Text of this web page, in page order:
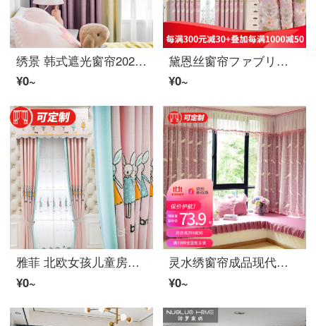
绣景 韩式遮光窗帘2022年新款现代简约大气北欧拼接色遮光新婚温馨少女卧室 紫色+米色 四爪钩款 宽2米*2.5米 1片
¥0~
黛恩丝窗帘ファブリック生地现代简约欧式简欧卧室客厅遮光ファブリック生地温馨婚房粉色少女窗帘成品定制 粉色 ファブリック生地宽一米（花位0.35，帘头及轨道等配件另算）
¥0~
雅菲 北欧女孩儿童房夜光寝室のカーテン粉色公主风可爱卡通レース帘少女公主房ファブリック生地 粉色ファブリック生地帘 定制1米专拍(可免费加工好）
¥0~
灵水绣窗帘成品现代简约ファブリック生地レース一体双层棉リネン小鸟绣花窗レース定制儿童房女卧室客厅U型L型飘窗公主风高遮光隔热帘 粉色-ファブリック生地レース一体（包含窗レース） 定制挂钩式一米(联系卖家)
¥0~